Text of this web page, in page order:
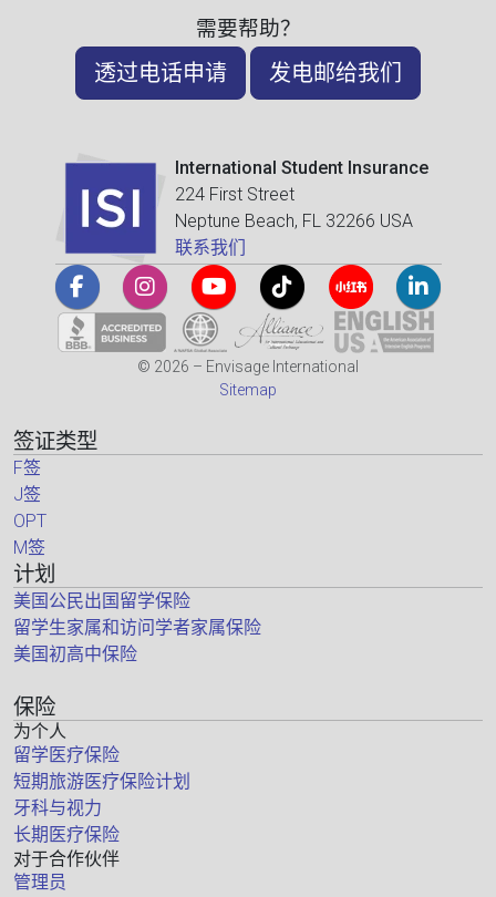
需要帮助？
透过电话申请 发电邮给我们
International Student Insurance
224 First Street
Neptune Beach, FL 32266 USA
联系我们
© 2026 – Envisage International
Sitemap
签证类型
F签
J签
OPT
M签
计划
美国公民出国留学保险
留学生家属和访问学者家属保险
美国初高中保险
保险
为个人
留学医疗保险
短期旅游医疗保险计划
牙科与视力
长期医疗保险
对于合作伙伴
管理员